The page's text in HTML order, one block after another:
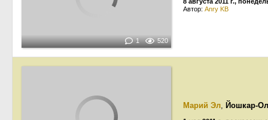
1 520
Автор: Anry KB
Марий Эл, Йошкар-